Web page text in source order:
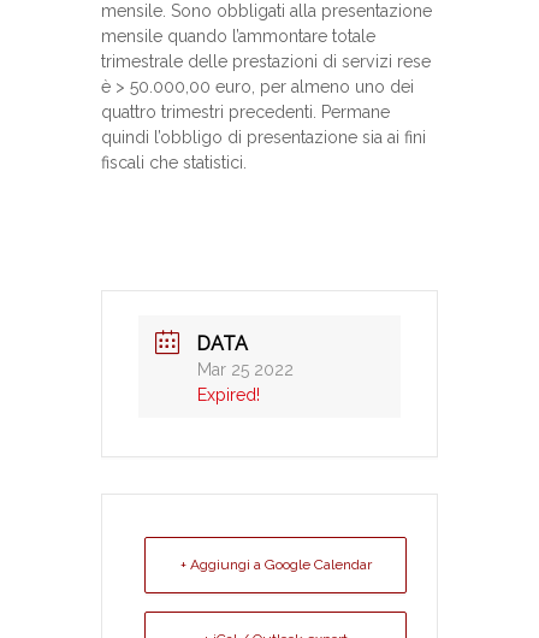
mensile. Sono obbligati alla presentazione
mensile quando l’ammontare totale
trimestrale delle prestazioni di servizi rese
è > 50.000,00 euro, per almeno uno dei
quattro trimestri precedenti. Permane
quindi l’obbligo di presentazione sia ai fini
fiscali che statistici.
DATA
Mar 25 2022
Expired!
+ Aggiungi a Google Calendar